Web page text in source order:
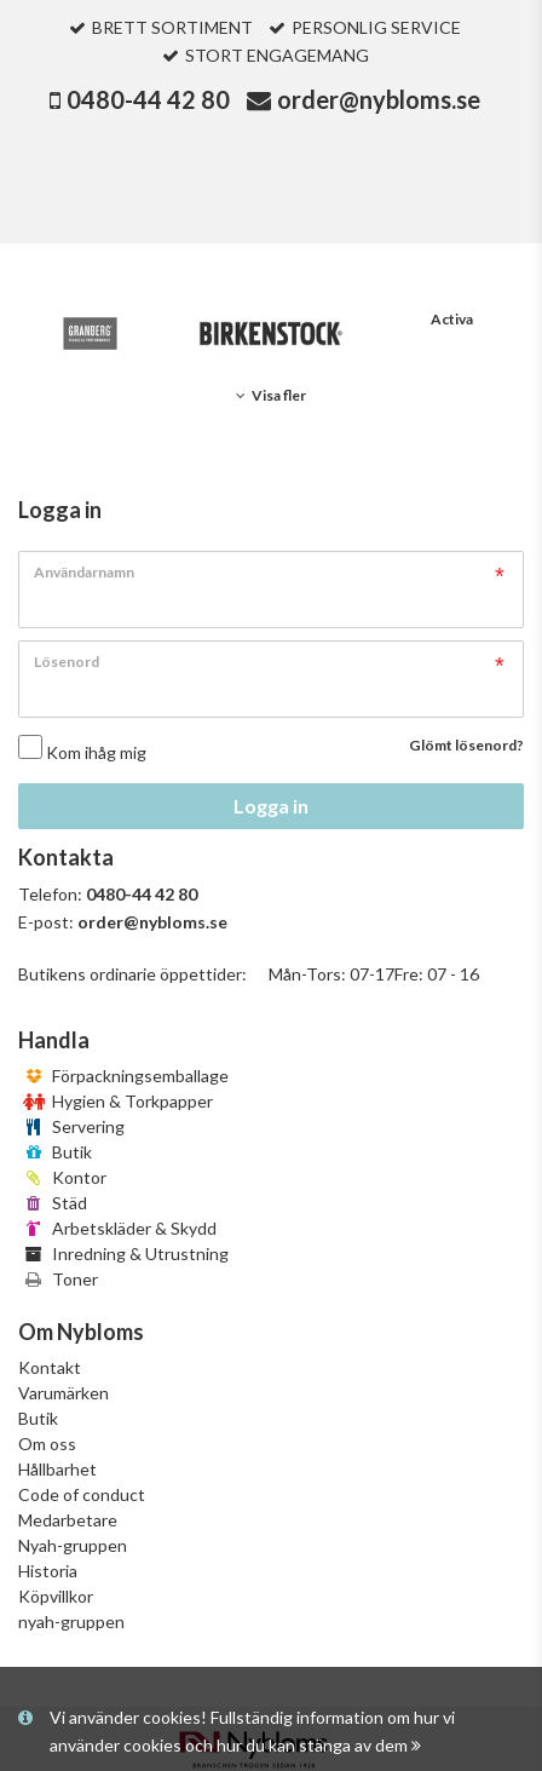
Vi använder cookies! Fullständig information om hur vi
använder cookies och hur du kan stänga av dem
BRETT SORTIMENT
PERSONLIG SERVICE
STORT ENGAGEMANG
0480-44 42 80 order@nybloms.se
Activa
Visa fler
Logga in
Användarnamn
Lösenord
Kom ihåg mig Glömt lösenord?
Logga in
Kontakta
Telefon: 0480-44 42 80
E-post: order@nybloms.se
Butikens ordinarie öppettider: Mån-Tors: 07-17Fre: 07 - 16
Handla
Förpackningsemballage
Hygien & Torkpapper
Servering
Butik
Kontor
Städ
Arbetskläder & Skydd
Inredning & Utrustning
Toner
Om Nybloms
Kontakt
Varumärken
Butik
Om oss
Hållbarhet
Code of conduct
Medarbetare
Nyah-gruppen
Historia
Köpvillkor
nyah-gruppen